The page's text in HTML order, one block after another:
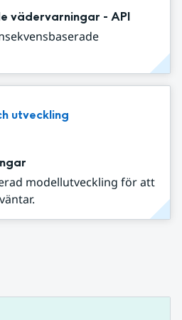
vädervarningar - API
utveckling
modellutveckling för att